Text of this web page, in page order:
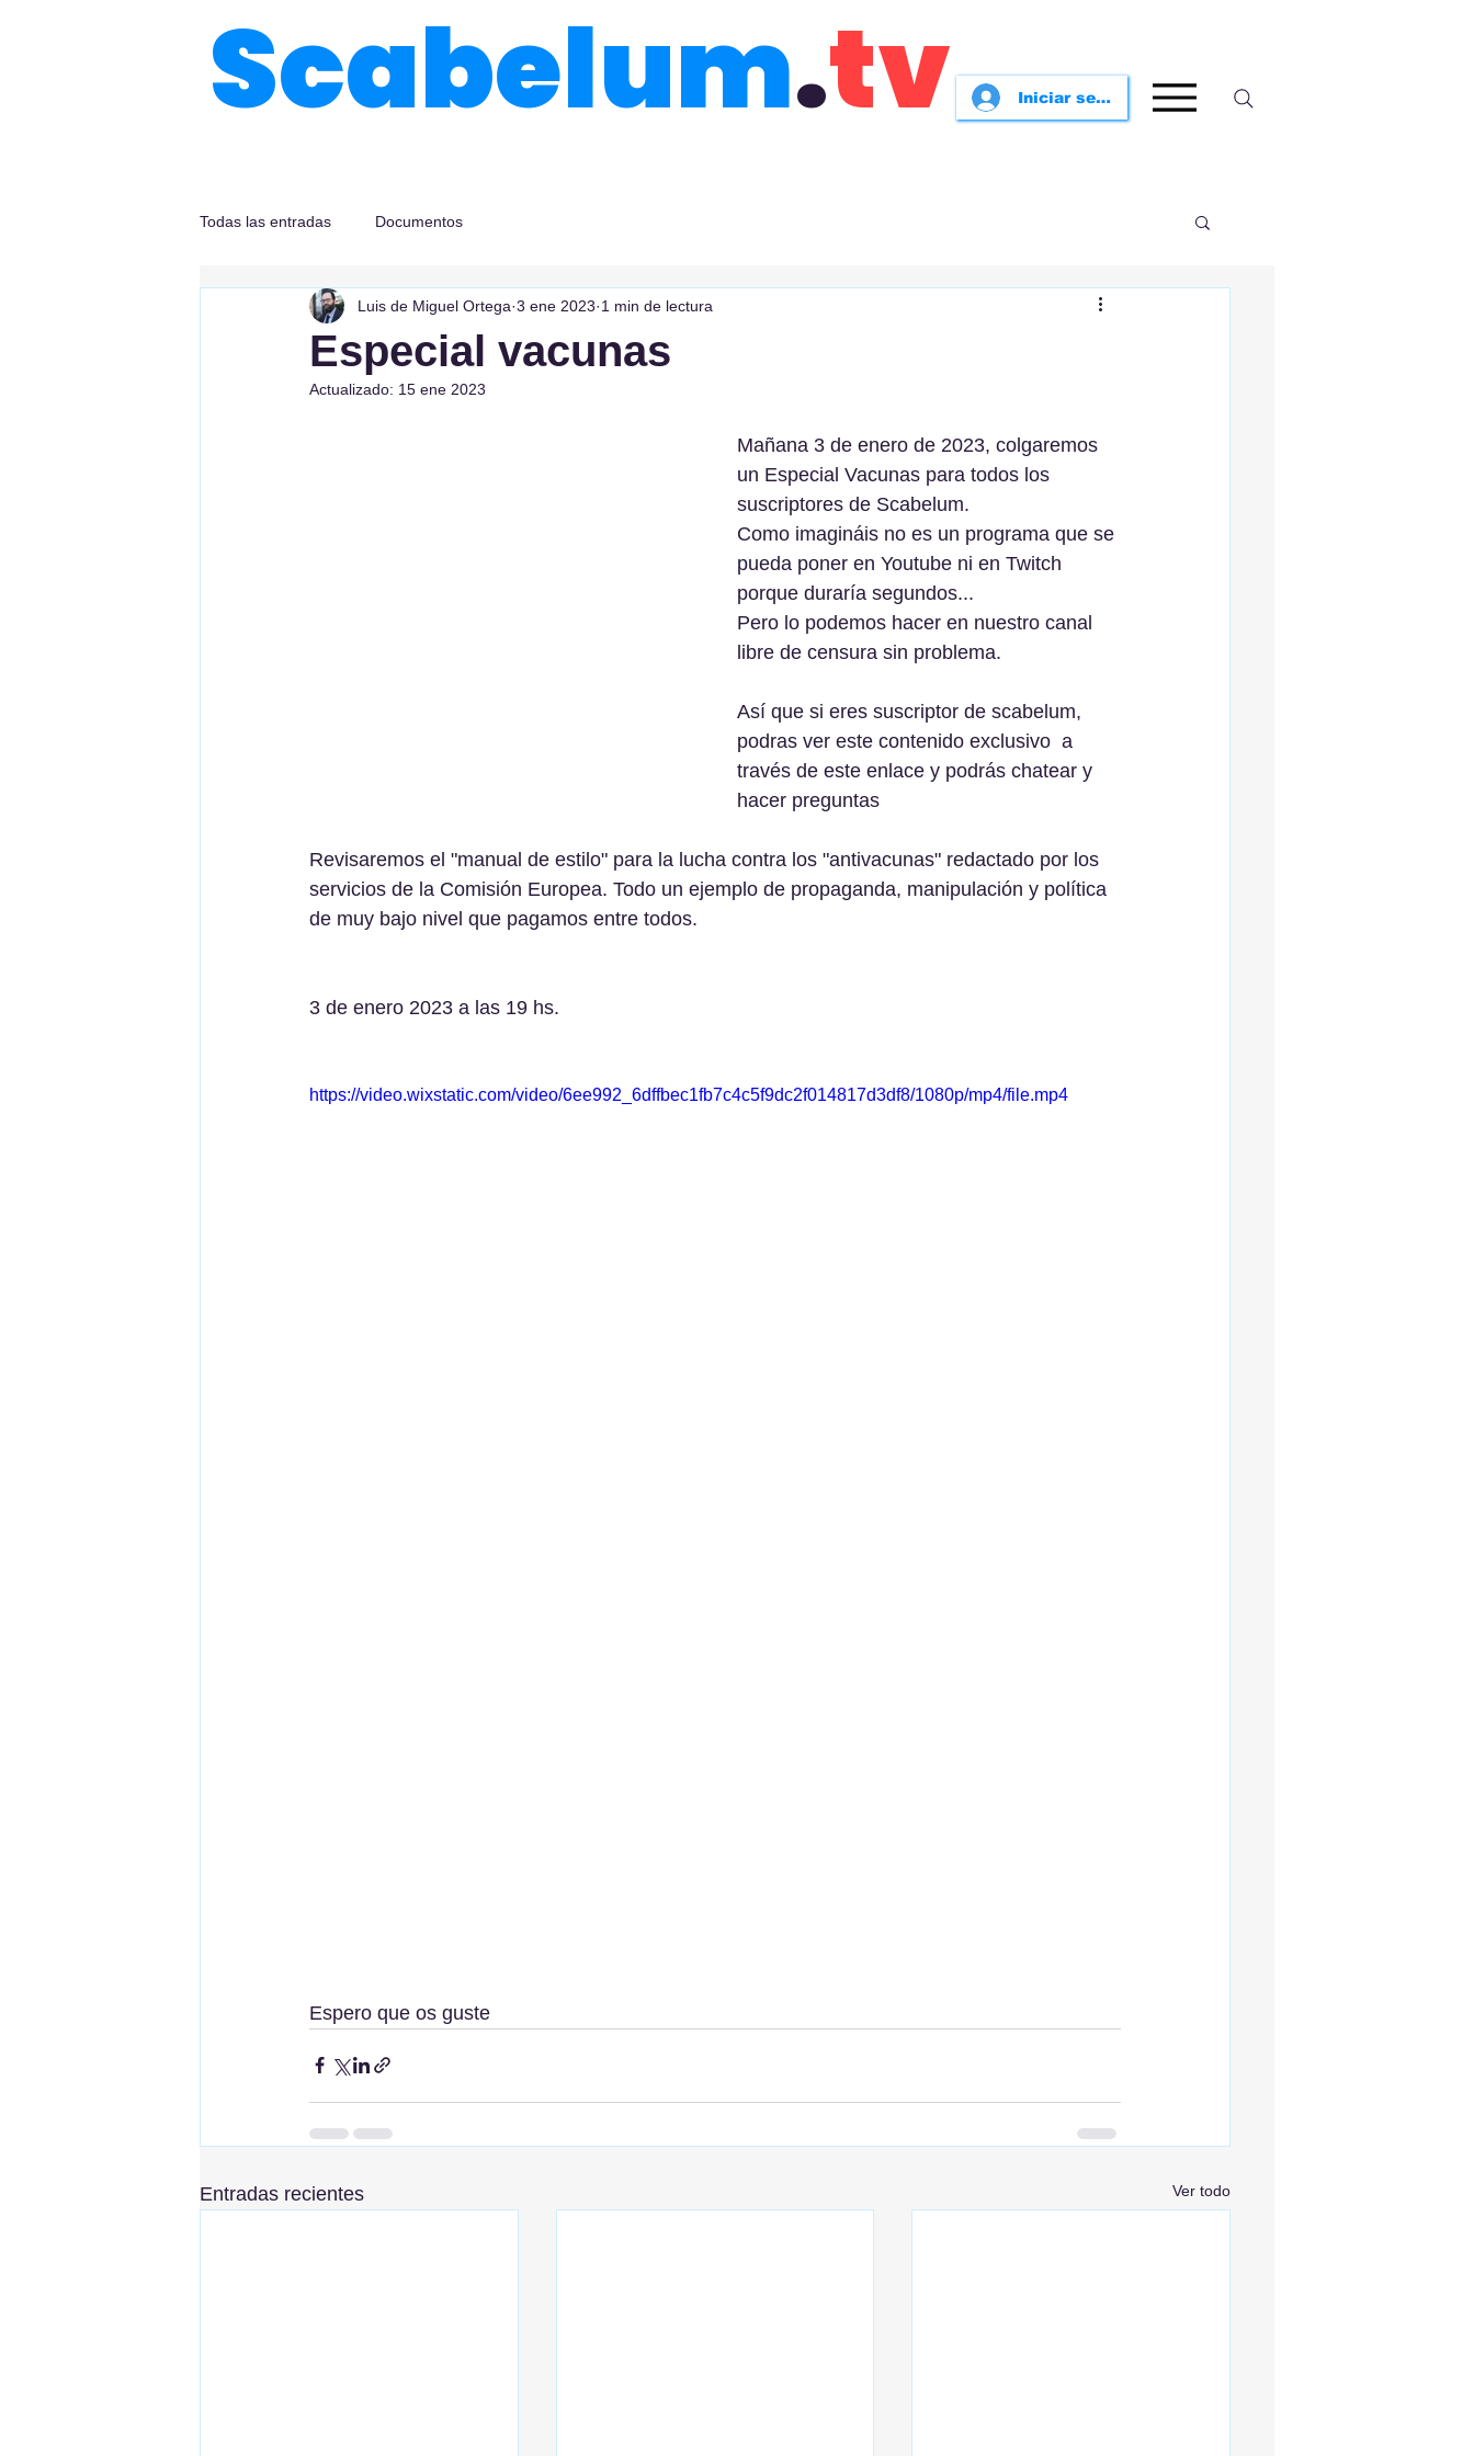
Scabelum.tv Iniciar sesión
Todas las entradas Documentos
Especial vacunas
Luis de Miguel Ortega 3 ene 2023 1 min de lectura
Actualizado: 15 ene 2023
Mañana 3 de enero de 2023, colgaremos
un Especial Vacunas para todos los
suscriptores de Scabelum.
Como imagináis no es un programa que se
pueda poner en Youtube ni en Twitch
porque duraría segundos...
Pero lo podemos hacer en nuestro canal
libre de censura sin problema.
Así que si eres suscriptor de scabelum,
podras ver este contenido exclusivo  a
través de este enlace y podrás chatear y
hacer preguntas
Revisaremos el "manual de estilo" para la lucha contra los "antivacunas" redactado por los
servicios de la Comisión Europea. Todo un ejemplo de propaganda, manipulación y política
de muy bajo nivel que pagamos entre todos.
3 de enero 2023 a las 19 hs.
https://video.wixstatic.com/video/6ee992_6dffbec1fb7c4c5f9dc2f014817d3df8/1080p/mp4/file.mp4
Espero que os guste
Entradas recientes Ver todo